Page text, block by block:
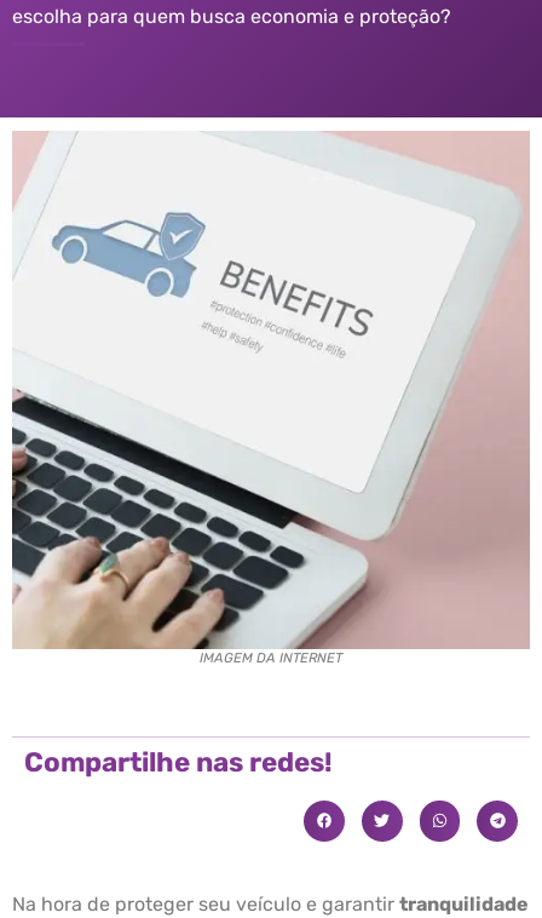
escolha para quem busca economia e proteção?
IMAGEM DA INTERNET
Compartilhe nas redes!
Na hora de proteger seu veículo e garantir tranquilidade